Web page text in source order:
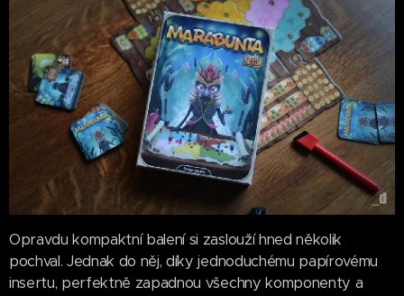
Opravdu kompaktní balení si zaslouží hned několik
pochval. Jednak do něj, díky jednoduchému papírovému
insertu, perfektně zapadnou všechny komponenty a